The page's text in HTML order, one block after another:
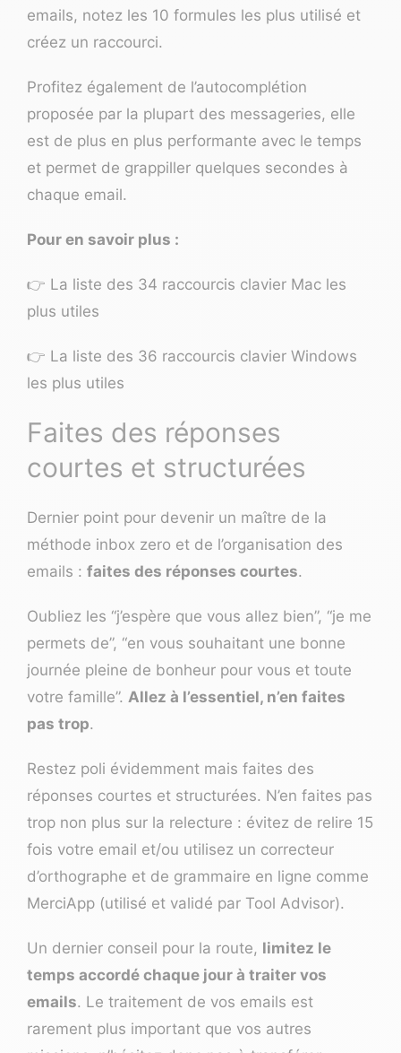
emails, notez les 10 formules les plus utilisé et
créez un raccourci.
Profitez également de l’autocomplétion
proposée par la plupart des messageries, elle
est de plus en plus performante avec le temps
et permet de grappiller quelques secondes à
chaque email.
Pour en savoir plus :
👉 La liste des 34 raccourcis clavier Mac les
plus utiles
👉 La liste des 36 raccourcis clavier Windows
les plus utiles
Faites des réponses
courtes et structurées
Dernier point pour devenir un maître de la
méthode inbox zero et de l’organisation des
emails : faites des réponses courtes.
Oubliez les “j’espère que vous allez bien”, “je me
permets de”, “en vous souhaitant une bonne
journée pleine de bonheur pour vous et toute
votre famille”. Allez à l’essentiel, n’en faites
pas trop.
Restez poli évidemment mais faites des
réponses courtes et structurées. N’en faites pas
trop non plus sur la relecture : évitez de relire 15
fois votre email et/ou utilisez un correcteur
d’orthographe et de grammaire en ligne comme
MerciApp (utilisé et validé par Tool Advisor).
Un dernier conseil pour la route, limitez le
temps accordé chaque jour à traiter vos
emails. Le traitement de vos emails est
rarement plus important que vos autres